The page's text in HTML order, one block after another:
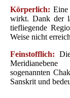
Körperlich: Eine
wirkt. Dank der
tiefliegende
Weise nicht
Feinstofflich:
sogenannten
Sanskrit und